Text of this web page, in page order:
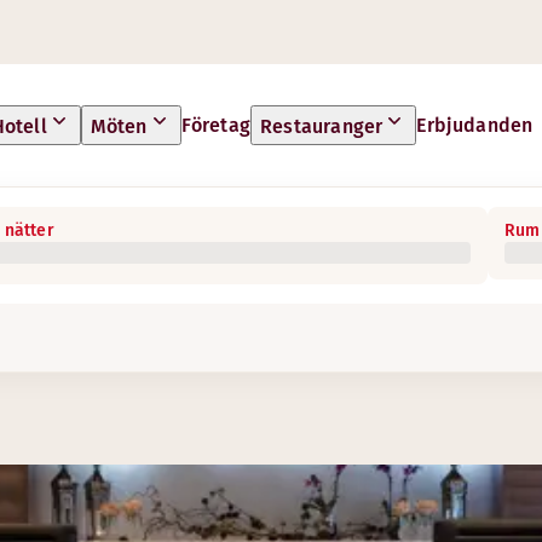
Möten Företag Restauranger Erbjudanden
nätter